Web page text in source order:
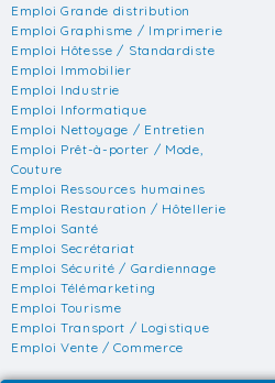
Emploi Grande distribution
Emploi Graphisme / Imprimerie
Emploi Hôtesse / Standardiste
Emploi Immobilier
Emploi Industrie
Emploi Informatique
Emploi Nettoyage / Entretien
Emploi Prêt-à-porter / Mode,
Couture
Emploi Ressources humaines
Emploi Restauration / Hôtellerie
Emploi Santé
Emploi Secrétariat
Emploi Sécurité / Gardiennage
Emploi Télémarketing
Emploi Tourisme
Emploi Transport / Logistique
Emploi Vente / Commerce